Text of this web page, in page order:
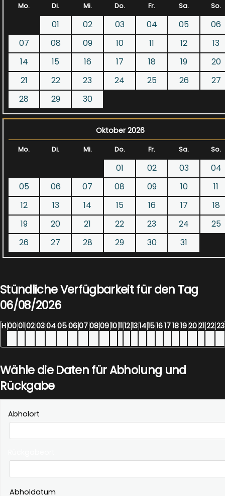
Mo. Di. Mi. Do. Fr. Sa. So.
01 02 03 04 05
06
07
08 09 10 11 12
13
14
15 16 17 18 19
20
21
22 23 24 25 26
27
28
29 30
Oktober 2026
Mo. Di. Mi. Do. Fr. Sa. So.
01 02 03
04
05
06 07 08 09 10
11
12
13 14 15 16 17
18
19
20 21 22 23 24
25
26
27 28 29 30 31
Stündliche Verfügbarkeit für den Tag
06/08/2026
H00010203040506070809101112131415161718192021 22 23
Wähle die Daten für Abholung und
Rückgabe
Abholort
Abholdatum